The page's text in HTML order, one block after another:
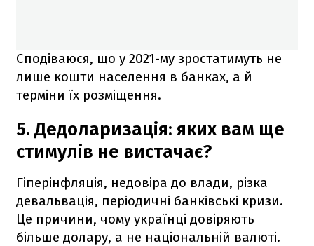
Сподіваюся, що у 2021-му зростатимуть не
лише кошти населення в банках, а й
терміни їх розміщення.
5. Дедоларизація: яких вам ще
стимулів не вистачає?
Гіперінфляція, недовіра до влади, різка
девальвація, періодичні банківські кризи.
Це причини, чому українці довіряють
більше долару, а не національній валюті.